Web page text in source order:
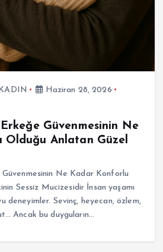
KADIN
Haziran 28, 2026
Erkeğe Güvenmesinin Ne
Olduğu Anlatan Güzel
Güvenmesinin Ne Kadar Konforlu
Sessiz Mucizesidir İnsan yaşamı
deneyimler. Sevinç, heyecan, özlem,
Ancak bu duyguların…